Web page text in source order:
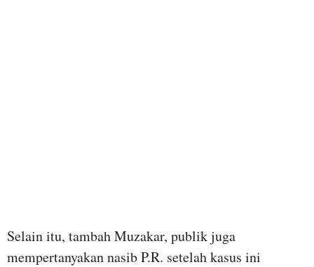
Selain itu, tambah Muzakar, publik juga
mempertanyakan nasib P.R. setelah kasus ini